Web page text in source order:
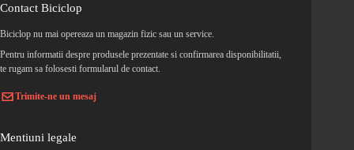
Contact Biciclop
Biciclop nu mai opereaza un magazin fizic sau un service.
Pentru informatii despre produsele prezentate si confirmarea disponibilitatii,
te rugam sa folosesti formularul de contact.
Trimite-ne un mesaj
Mentiuni legale